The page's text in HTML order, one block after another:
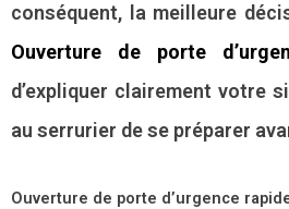
conséquent, la meilleure
Ouverture de porte
d’expliquer clairement votre
au serrurier de se préparer
Ouverture de porte d’urgence